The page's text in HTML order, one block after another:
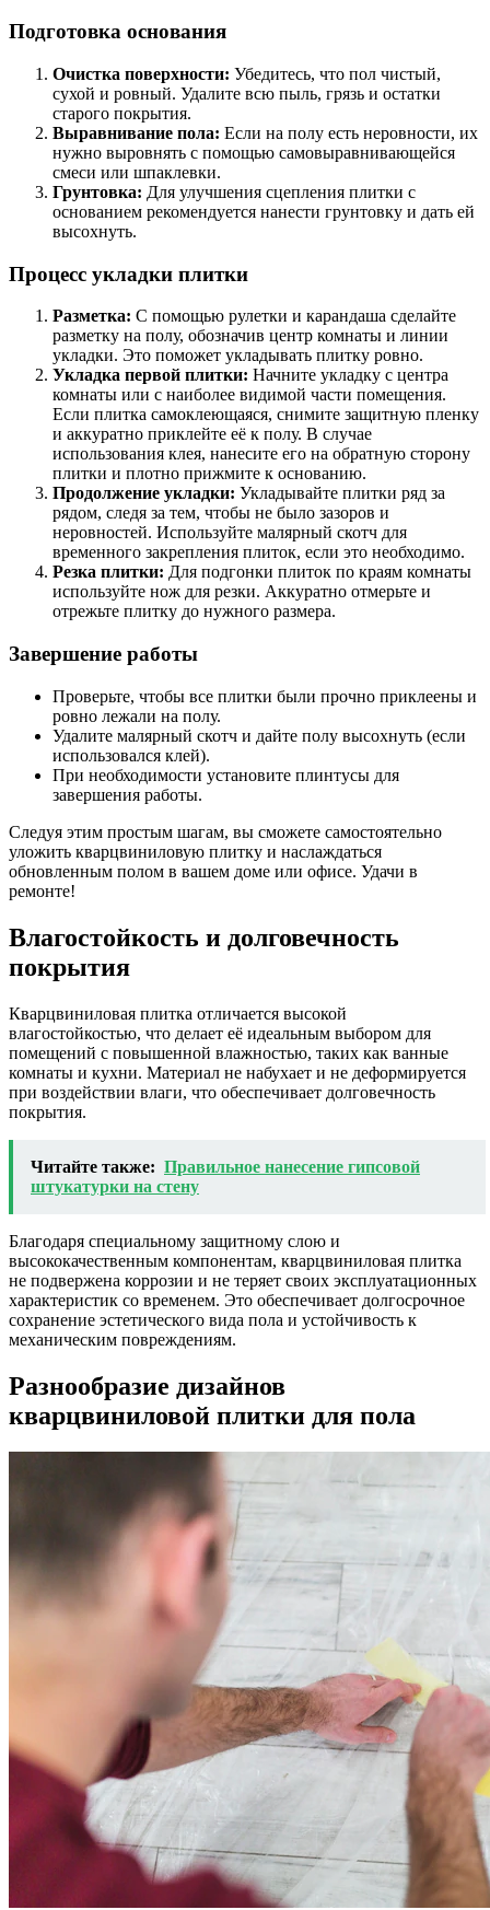
Подготовка основания
Очистка поверхности: Убедитесь, что пол чистый,
сухой и ровный. Удалите всю пыль, грязь и остатки
старого покрытия.
Выравнивание пола: Если на полу есть неровности, их
нужно выровнять с помощью самовыравнивающейся
смеси или шпаклевки.
Грунтовка: Для улучшения сцепления плитки с
основанием рекомендуется нанести грунтовку и дать ей
высохнуть.
Процесс укладки плитки
Разметка: С помощью рулетки и карандаша сделайте
разметку на полу, обозначив центр комнаты и линии
укладки. Это поможет укладывать плитку ровно.
Укладка первой плитки: Начните укладку с центра
комнаты или с наиболее видимой части помещения.
Если плитка самоклеющаяся, снимите защитную пленку
и аккуратно приклейте её к полу. В случае
использования клея, нанесите его на обратную сторону
плитки и плотно прижмите к основанию.
Продолжение укладки: Укладывайте плитки ряд за
рядом, следя за тем, чтобы не было зазоров и
неровностей. Используйте малярный скотч для
временного закрепления плиток, если это необходимо.
Резка плитки: Для подгонки плиток по краям комнаты
используйте нож для резки. Аккуратно отмерьте и
отрежьте плитку до нужного размера.
Завершение работы
Проверьте, чтобы все плитки были прочно приклеены и
ровно лежали на полу.
Удалите малярный скотч и дайте полу высохнуть (если
использовался клей).
При необходимости установите плинтусы для
завершения работы.
Следуя этим простым шагам, вы сможете самостоятельно
уложить кварцвиниловую плитку и наслаждаться
обновленным полом в вашем доме или офисе. Удачи в
ремонте!
Влагостойкость и долговечность
покрытия
Кварцвиниловая плитка отличается высокой
влагостойкостью, что делает её идеальным выбором для
помещений с повышенной влажностью, таких как ванные
комнаты и кухни. Материал не набухает и не деформируется
при воздействии влаги, что обеспечивает долговечность
покрытия.
Читайте также: Правильное нанесение гипсовой
штукатурки на стену
Благодаря специальному защитному слою и
высококачественным компонентам, кварцвиниловая плитка
не подвержена коррозии и не теряет своих эксплуатационных
характеристик со временем. Это обеспечивает долгосрочное
сохранение эстетического вида пола и устойчивость к
механическим повреждениям.
Разнообразие дизайнов
кварцвиниловой плитки для пола